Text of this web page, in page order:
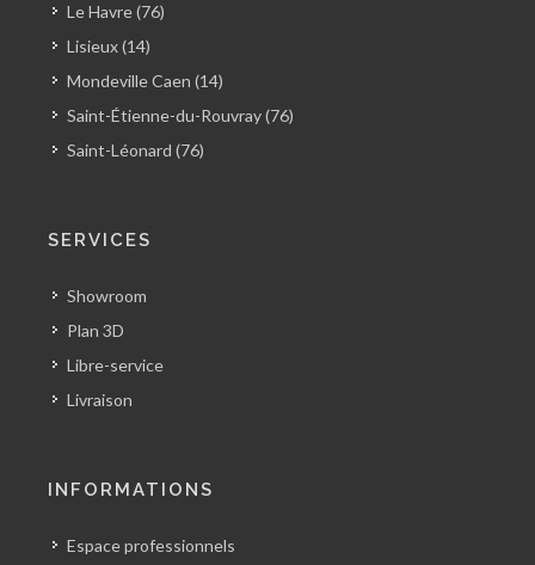
Le Havre (76)
Lisieux (14)
Mondeville Caen (14)
Saint-Étienne-du-Rouvray (76)
Saint-Léonard (76)
SERVICES
Showroom
Plan 3D
Libre-service
Livraison
INFORMATIONS
Espace professionnels